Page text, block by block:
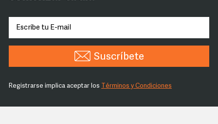
Suscríbete
Registrarse implica aceptar los Términos y Condiciones